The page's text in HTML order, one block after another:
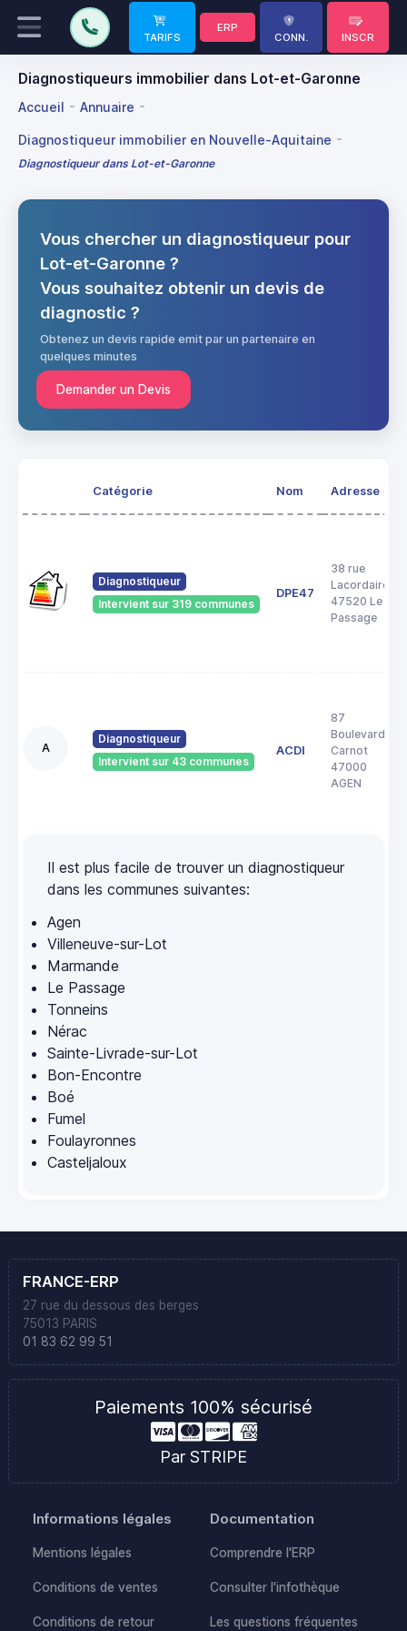
TARIFS
ERP
CONN.
INSCR
Diagnostiqueurs immobilier dans Lot-et-Garonne
Accueil Annuaire
Diagnostiqueur immobilier en Nouvelle-Aquitaine
Diagnostiqueur dans Lot-et-Garonne
Vous chercher un diagnostiqueur pour
Lot-et-Garonne ?
Vous souhaitez obtenir un devis de
diagnostic ?
Obtenez un devis rapide emit par un partenaire en
quelques minutes
Demander un Devis
Catégorie Nom Adresse
Diagnostiqueur
Intervient sur 319 communes
DPE47
38 rue
Lacordaire
47520 Le
Passage
A
Diagnostiqueur
Intervient sur 43 communes
ACDI
87
Boulevard
Carnot
47000
AGEN
Il est plus facile de trouver un diagnostiqueur
dans les communes suivantes:
Agen
Villeneuve-sur-Lot
Marmande
Le Passage
Tonneins
Nérac
Sainte-Livrade-sur-Lot
Bon-Encontre
Boé
Fumel
Foulayronnes
Casteljaloux
FRANCE-ERP
27 rue du dessous des berges
75013 PARIS
01 83 62 99 51
Paiements 100% sécurisé
Par STRIPE
Informations légales
Mentions légales
Conditions de ventes
Conditions de retour
Documentation
Comprendre l'ERP
Consulter l'infothèque
Les questions fréquentes